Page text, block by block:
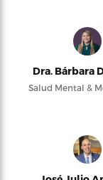
Dra. Bárbara
Salud Mental &